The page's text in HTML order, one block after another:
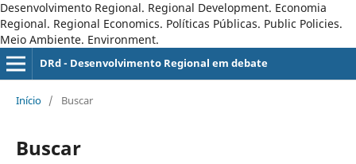
Desenvolvimento Regional. Regional Development. Economia
Regional. Regional Economics. Políticas Públicas. Public Policies.
Meio Ambiente. Environment.
DRd - Desenvolvimento Regional em debate
Início / Buscar
Buscar